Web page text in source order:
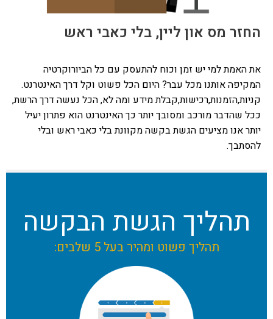
החזר מס און ליין, בלי כאבי ראש
את האמת למי יש זמן וכוח להתעסק עם כל הביורוקרטיה
המקיפה אותנו מכל עבר? היום הכל פשוט וקל דרך האינטרנט.
קניות,הזמנות,רכישות,קבלת מידע ומה לא, הכל נעשה דרך הרשת,
ככל שהדבר מורכב ומסובך יותר כך האינטרנט הוא פתרון יעיל
יותר אנו מציעים הגשת בקשה מקוונת בלי כאבי ראש ובלי
להסתבך.
תהליך הגשת הבקשה
תהליך פשוט ומהיר בעל 5 שלבים: